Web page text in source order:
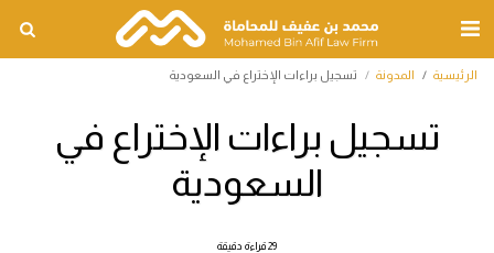
الرئيسية المدونة تسجيل براءات الإختراع في السعودية
تسجيل براءات الإختراع في
السعودية
29 قراءة دقيقة